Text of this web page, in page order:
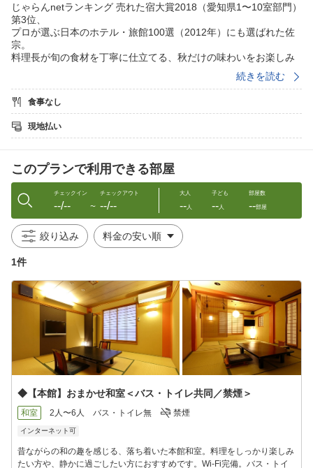
じゃらんnetランキング 売れた宿大賞2018（愛知県1〜10室部門）
第3位、
プロが選ぶ日本のホテル・旅館100選（2012年）にも選ばれた佐
宗。
料理長が旬の食材を丁寧に仕立てる、秋だけの味わいをお楽しみ
ご夕食は、伊勢海老ステーキ、国産黒毛和牛A5ステーキ、紅葉鯛
のしゃぶしゃぶ、
鯛とはもの土瓶蒸しなどを盛り込んだ、秋の特別懐石。
さらに、本プランではお客様にご好評いただいている
知多宗庵商品をお土産としてお持ち帰りいただけます。
─────＜プラン特典＞─────
●9月・10月限定の秋特別懐石
●知多宗庵商品のお土産付き
●新館はオールインクルーシブでご案内
■ご夕食■
秋の味覚を盛り込んだ特別懐石をご用意いたします。
＜お料理一例＞
・食前酒 手作り梅酒
・前菜 旬の食材四種盛
・台物 伊勢海老ステーキ レモンバターを添えて
・冷鉢 手作り胡麻豆腐
・向付 旬の食材四種盛
・変皿 紅葉鯛のしゃぶしゃぶ 手作りポン酢で
・焼肴 大アサリ洋風焼
・蒸物 鯛とハモの土瓶蒸し すだちを添えて
・焼物 伊勢湾産カマス 一汐焼
続きを読む
食事なし
現地払い
このプランで利用できる部屋
チェックイン
--/-- 〜
チェックアウト
--/--
大人
--人
子ども
--人
部屋数
--部屋
絞り込み
1件
◆【本館】おまかせ和室＜バス・トイレ共同／禁煙＞
和室 2人〜6人 バス・トイレ無 禁煙
インターネット可
昔ながらの和の趣を感じる、落ち着いた本館和室。料理をしっかり楽しみ
たい方や、静かに過ごしたい方におすすめです。Wi-Fi完備。バス・トイ